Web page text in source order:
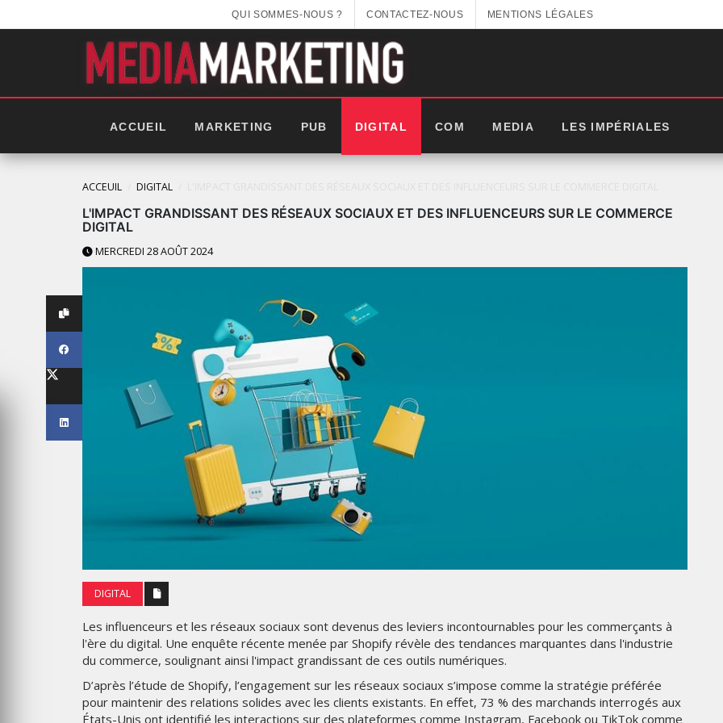
QUI SOMMES-NOUS ? CONTACTEZ-NOUS MENTIONS LÉGALES
ACCUEIL MARKETING PUB DIGITAL COM MEDIA LES IMPÉRIALES
ACCEUIL DIGITAL
L'IMPACT GRANDISSANT DES RÉSEAUX SOCIAUX ET DES INFLUENCEURS SUR LE COMMERCE
DIGITAL
MERCREDI 28 AOÛT 2024
DIGITAL
Les influenceurs et les réseaux sociaux sont devenus des leviers incontournables pour les commerçants à
l'ère du digital. Une enquête récente menée par Shopify révèle des tendances marquantes dans l'industrie
du commerce, soulignant ainsi l'impact grandissant de ces outils numériques.
D’après l’étude de Shopify, l’engagement sur les réseaux sociaux s’impose comme la stratégie préférée
pour maintenir des relations solides avec les clients existants. En effet, 73 % des marchands interrogés aux
États-Unis ont identifié les interactions sur des plateformes comme Instagram, Facebook ou TikTok comme
LES IMPÉRIALES WEEK 2026
SOUS THÈME "DABA OR NEVER"
MARDI 27 JANVIER 2026
: IKEA
MARKETING
EMIRATES CÉLÈBRE L’IDENTITÉ
DES ÉMIRATS AVEC UNE LIVRÉE
SPÉCIALE SUR SES AVIONS
EMBLÉMATIQUES
MARKETING
NIKE STUDIO FLEECE : UNE
NOUVELLE GÉNÉRATION DE
VÊTEMENTS DE SPORT PENSÉE
POUR LE QUOTIDIEN